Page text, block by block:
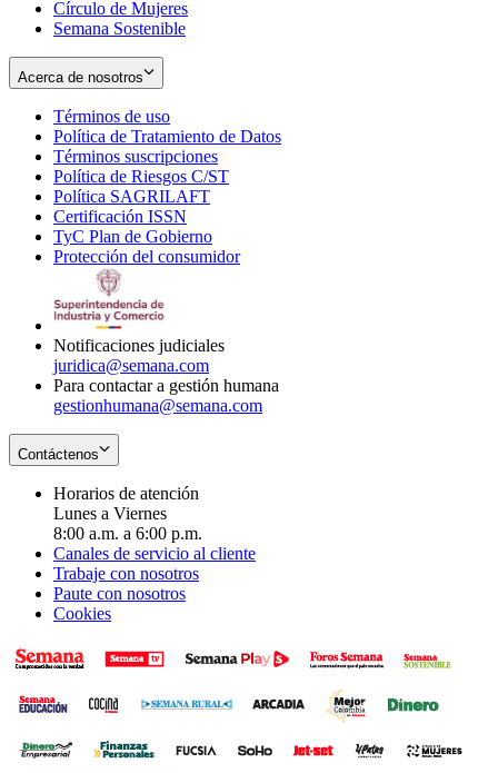
Círculo de Mujeres
Semana Sostenible
Acerca de nosotros
Términos de uso
in
new
window
Política de Tratamiento de Datos
Términos suscripciones
in
Política de Riesgos C/ST
Política SAGRILAFT
new
window
Certificación ISSN
in
new
TyC Plan de Gobierno
in
Protección del consumidorOpens
Notificaciones judiciales
juridica@semana.com
Para contactar a gestión humana
gestionhumana@semana.com
Contáctenos
Horarios de atención
Lunes a Viernes
8:00 a.m. a 6:00 p.m.
Canales de servicio al cliente
Trabaje con nosotros
Paute con nosotros
Cookies